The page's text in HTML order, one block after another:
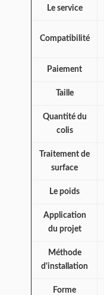
Le service
Compatibilité
Paiement
Taille
Quantité du
colis
Traitement de
surface
Le poids
Application
du projet
Méthode
d'installation
Forme